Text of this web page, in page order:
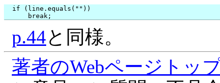
  if (line.equals(""))
p.44と同様。
著者のWebページトッ